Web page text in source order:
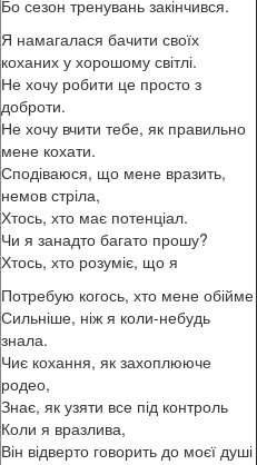
Бо сезон тренувань закінчився.
Я намагалася бачити своїх
коханих у хорошому світлі.
Не хочу робити це просто з
доброти.
Не хочу вчити тебе, як правильно
мене кохати.
Сподіваюся, що мене вразить,
немов стріла,
Хтось, хто має потенціал.
Чи я занадто багато прошу?
Хтось, хто розуміє, що я
Потребую когось, хто мене обійме
Сильніше, ніж я коли-небудь
знала.
Чиє кохання, як захоплююче
родео,
Знає, як узяти все під контроль
Коли я вразлива,
Він відверто говорить до моєї душі